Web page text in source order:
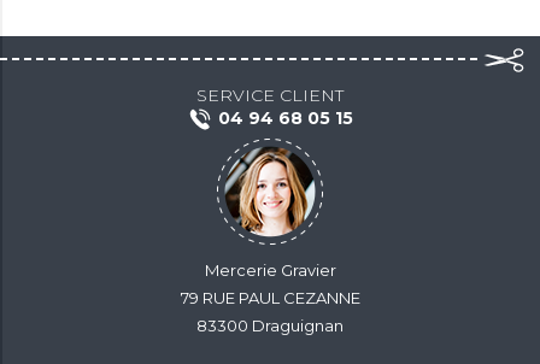
SERVICE CLIENT
04 94 68 05 15
Mercerie Gravier
79 RUE PAUL CEZANNE
83300 Draguignan